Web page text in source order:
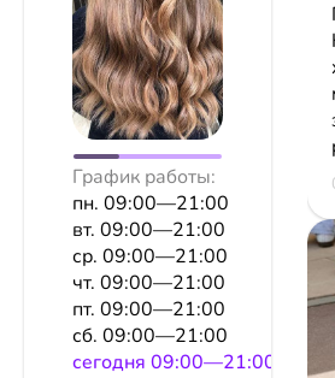
График работы:
пн. 09:00—21:00
вт. 09:00—21:00
ср. 09:00—21:00
чт. 09:00—21:00
пт. 09:00—21:00
сб. 09:00—21:00
сeгодня 09:00—21:00